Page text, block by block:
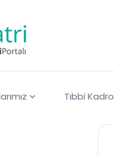
Tıbbi Kadro